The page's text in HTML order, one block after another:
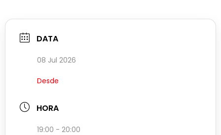
DATA
08 Jul 2026
Desde
HORA
19:00 - 20:00